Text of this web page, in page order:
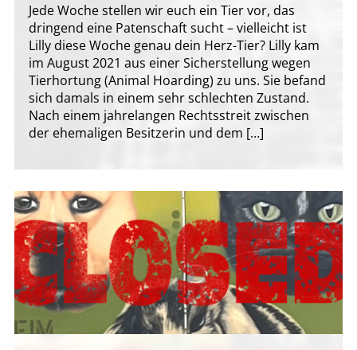
Jede Woche stellen wir euch ein Tier vor, das
dringend eine Patenschaft sucht – vielleicht ist
Lilly diese Woche genau dein Herz-Tier? Lilly kam
im August 2021 aus einer Sicherstellung wegen
Tierhortung (Animal Hoarding) zu uns. Sie befand
sich damals in einem sehr schlechten Zustand.
Nach einem jahrelangen Rechtsstreit zwischen
der ehemaligen Besitzerin und dem […]